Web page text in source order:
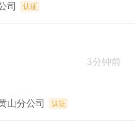
司 认证
3分钟前
山分公司 认证